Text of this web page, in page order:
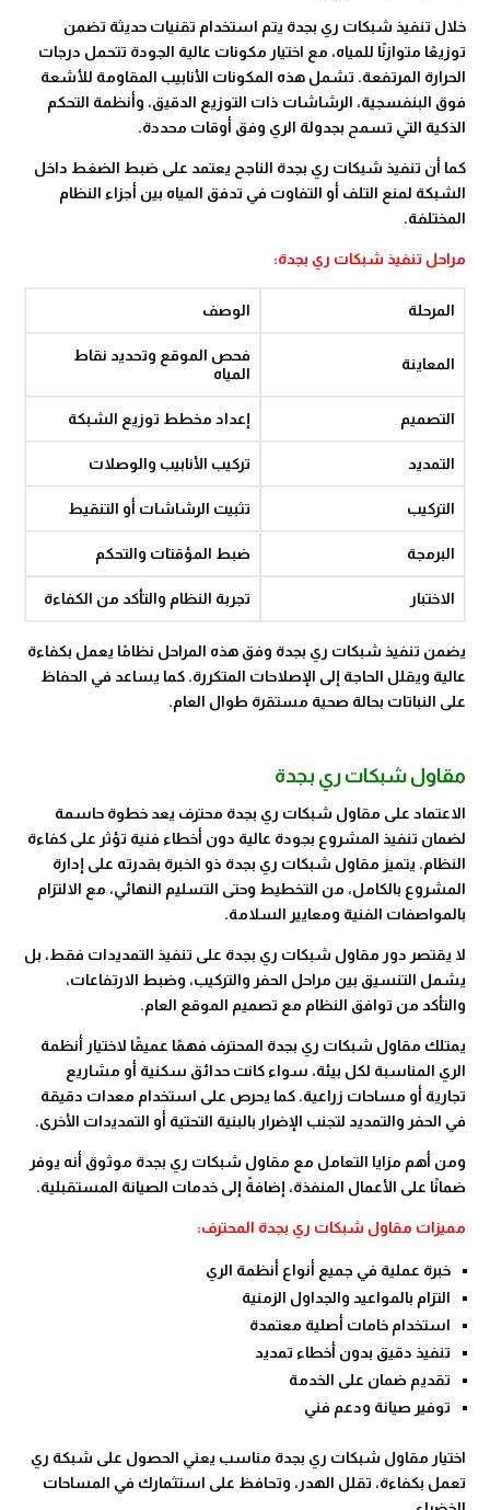
خلال تنفيذ شبكات ري بجدة يتم استخدام تقنيات حديثة تضمن
توزيعًا متوازنًا للمياه، مع اختيار مكونات عالية الجودة تتحمل درجات
الحرارة المرتفعة. تشمل هذه المكونات الأنابيب المقاومة للأشعة
فوق البنفسجية، الرشاشات ذات التوزيع الدقيق، وأنظمة التحكم
الذكية التي تسمح بجدولة الري وفق أوقات محددة.
كما أن تنفيذ شبكات ري بجدة الناجح يعتمد على ضبط الضغط داخل
الشبكة لمنع التلف أو التفاوت في تدفق المياه بين أجزاء النظام
المختلفة.
مراحل تنفيذ شبكات ري بجدة:
المرحلة الوصف
المعاينة
فحص الموقع وتحديد نقاط
المياه
التصميم إعداد مخطط توزيع الشبكة
التمديد تركيب الأنابيب والوصلات
التركيب تثبيت الرشاشات أو التنقيط
البرمجة ضبط المؤقتات والتحكم
الاختبار تجربة النظام والتأكد من الكفاءة
يضمن تنفيذ شبكات ري بجدة وفق هذه المراحل نظامًا يعمل بكفاءة
عالية ويقلل الحاجة إلى الإصلاحات المتكررة. كما يساعد في الحفاظ
على النباتات بحالة صحية مستقرة طوال العام.
مقاول شبكات ري بجدة
الاعتماد على مقاول شبكات ري بجدة محترف يعد خطوة حاسمة
لضمان تنفيذ المشروع بجودة عالية دون أخطاء فنية تؤثر على كفاءة
النظام. يتميز مقاول شبكات ري بجدة ذو الخبرة بقدرته على إدارة
المشروع بالكامل، من التخطيط وحتى التسليم النهائي، مع الالتزام
بالمواصفات الفنية ومعايير السلامة.
لا يقتصر دور مقاول شبكات ري بجدة على تنفيذ التمديدات فقط، بل
يشمل التنسيق بين مراحل الحفر والتركيب، وضبط الارتفاعات،
والتأكد من توافق النظام مع تصميم الموقع العام.
يمتلك مقاول شبكات ري بجدة المحترف فهمًا عميقًا لاختيار أنظمة
الري المناسبة لكل بيئة، سواء كانت حدائق سكنية أو مشاريع
تجارية أو مساحات زراعية. كما يحرص على استخدام معدات دقيقة
في الحفر والتمديد لتجنب الإضرار بالبنية التحتية أو التمديدات الأخرى.
ومن أهم مزايا التعامل مع مقاول شبكات ري بجدة موثوق أنه يوفر
ضمانًا على الأعمال المنفذة، إضافةً إلى خدمات الصيانة المستقبلية.
مميزات مقاول شبكات ري بجدة المحترف:
خبرة عملية في جميع أنواع أنظمة الري
التزام بالمواعيد والجداول الزمنية
استخدام خامات أصلية معتمدة
تنفيذ دقيق بدون أخطاء تمديد
تقديم ضمان على الخدمة
توفير صيانة ودعم فني
اختيار مقاول شبكات ري بجدة مناسب يعني الحصول على شبكة ري
تعمل بكفاءة، تقلل الهدر، وتحافظ على استثمارك في المساحات